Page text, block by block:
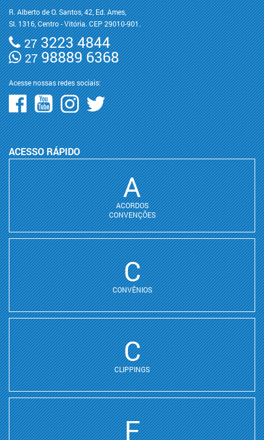
R. Alberto de O. Santos, 42, Ed. Ames,
Sl. 1316, Centro - Vitória. CEP 29010-901.
273223 4844
2798889 6368
Acesse nossas redes sociais:
ACESSO RÁPIDO
A
ACORDOS
CONVENÇÕES
C
CONVÊNIOS
C
CLIPPINGS
F